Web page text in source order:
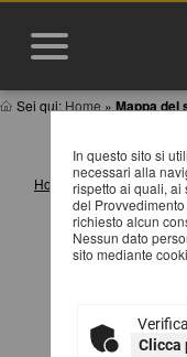
Sei qui: Home » Mappa del
In questo sito si
necessari alla
rispetto ai quali, ai
del
richiesto alcun
Nessun dato
sito mediante
Clicca
MAPPA SITO
Home
Informazioni
Istruzioni e
F.A.Q.
Privacy
Help desk